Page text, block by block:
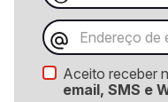
Aceito receber
email, SMS e